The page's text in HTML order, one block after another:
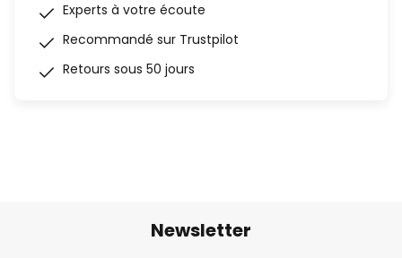
Experts à votre écoute
Recommandé sur Trustpilot
Retours sous 50 jours
Newsletter